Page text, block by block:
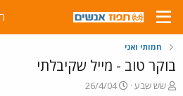
חמותי ואני
בוקר טוב - מייל שקיבלתי
פ
שש שבע
פ
26/4/04